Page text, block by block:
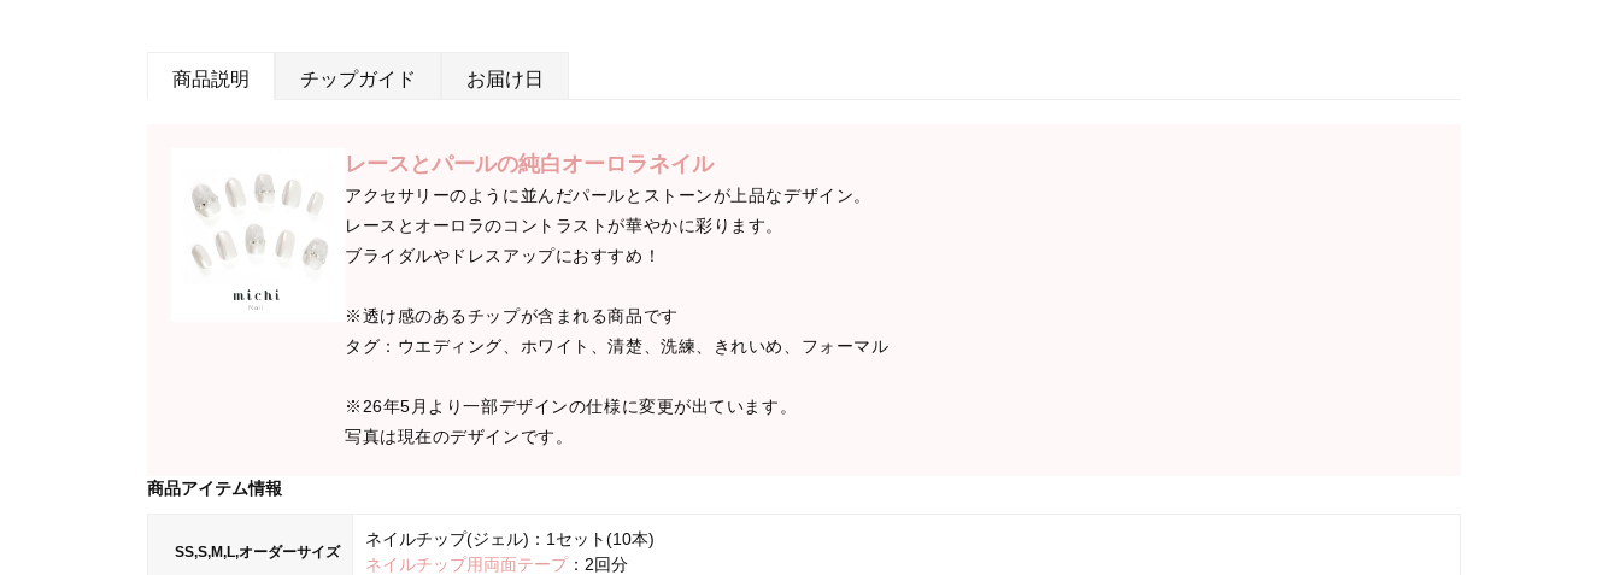
商品説明 チップガイド お届け日
レースとパールの純白オーロラネイル
アクセサリーのように並んだパールとストーンが上品なデザイン。
レースとオーロラのコントラストが華やかに彩ります。
ブライダルやドレスアップにおすすめ！
※透け感のあるチップが含まれる商品です
タグ：ウエディング、ホワイト、清楚、洗練、きれいめ、フォーマル
※26年5月より一部デザインの仕様に変更が出ています。
写真は現在のデザインです。
商品アイテム情報
SS,S,M,L,オーダーサイズ
ネイルチップ(ジェル)：1セット(10本)
ネイルチップ用両面テープ：2回分